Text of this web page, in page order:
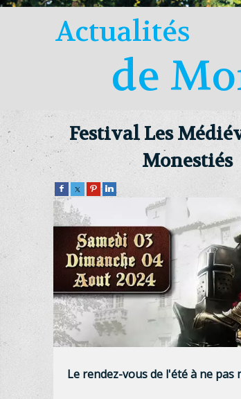
Actualités
de
Festival Les
Monestiés
Le rendez-vous de l'été à ne pas